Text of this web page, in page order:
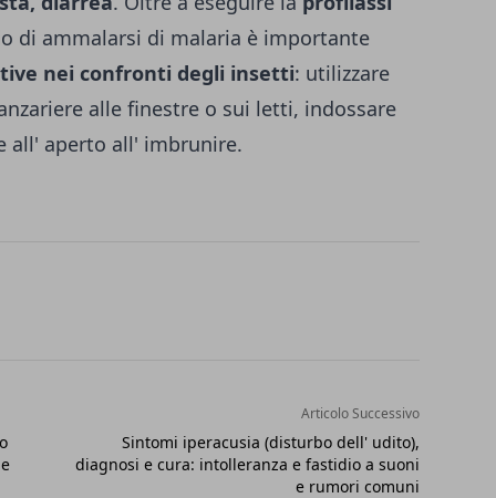
di ammalarsi di malaria è importante
nei confronti degli insetti: utilizzare
alle finestre o sui letti, indos­sare
all' aperto all' imbrunire.
Articolo Successivo
Sintomi iperacusia (disturbo dell' udito),
diagnosi e cura: intolleranza e fastidio a suoni
e rumori comuni